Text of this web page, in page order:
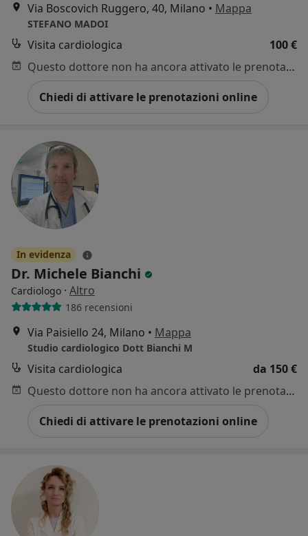
Via Boscovich Ruggero, 40, Milano • Mappa
STEFANO MADOI
Visita cardiologica
100 €
Questo dottore non ha ancora attivato le prenotazioni online presso questo indirizzo.
Chiedi di attivare le prenotazioni online
In evidenza
Dr. Michele Bianchi
Cardiologo · Altro
186 recensioni
Via Paisiello 24, Milano • Mappa
Studio cardiologico Dott Bianchi M
Visita cardiologica
da 150 €
Questo dottore non ha ancora attivato le prenotazioni online presso questo indirizzo.
Chiedi di attivare le prenotazioni online